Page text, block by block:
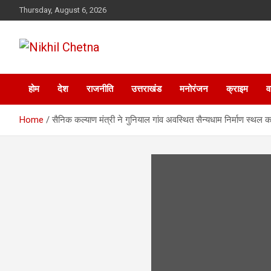
to
Thursday, August 6, 2026
Nikhil Chetna
होम देश राजनीति उत्तराखंड मनोरंजन क्राइम
Home सैनिक कल्याण मंत्री ने गुनियाल गांव अवस्थित सैन्यधाम निर्माण स्थल का